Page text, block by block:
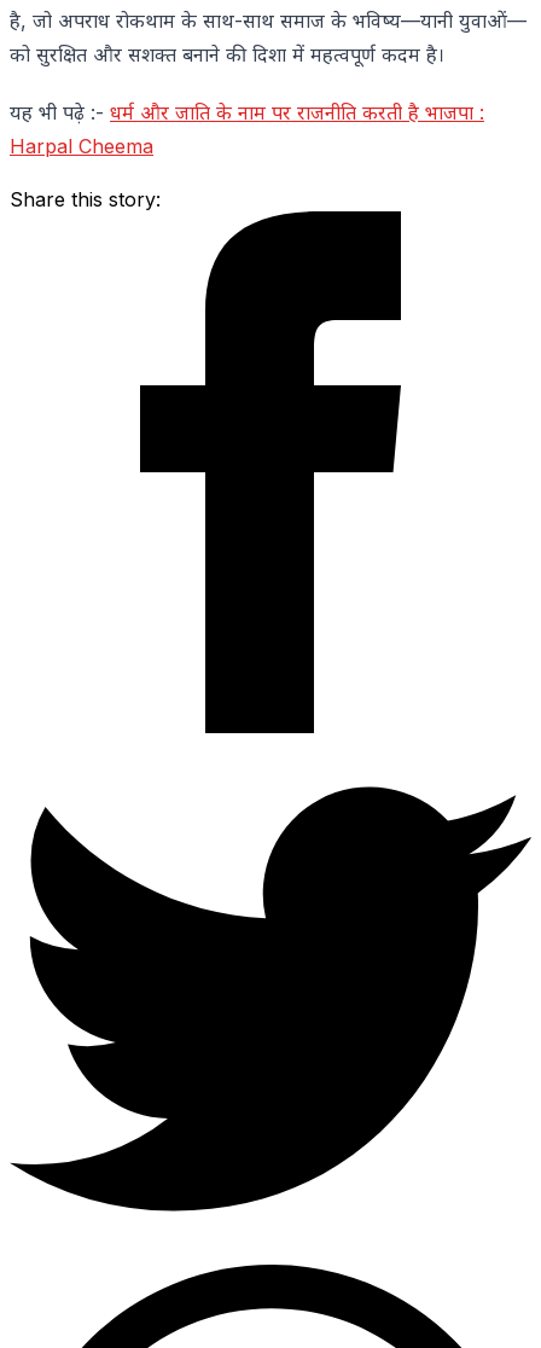
है, जो अपराध रोकथाम के साथ-साथ समाज के भविष्य—यानी युवाओं—
को सुरक्षित और सशक्त बनाने की दिशा में महत्वपूर्ण कदम है।
यह भी पढ़े :- धर्म और जाति के नाम पर राजनीति करती है भाजपा :
Harpal Cheema
Share this story: